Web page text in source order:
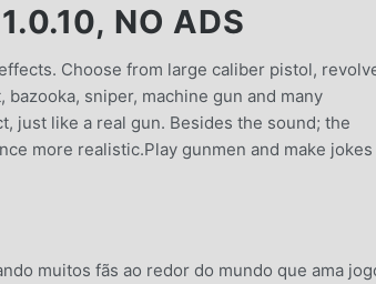
NO ADS
Choose from large caliber pistol,
sniper, machine gun and many
just like a real gun. Besides the sound; the
more realistic.Play gunmen and make jokes
muitos fãs ao redor do mundo que ama